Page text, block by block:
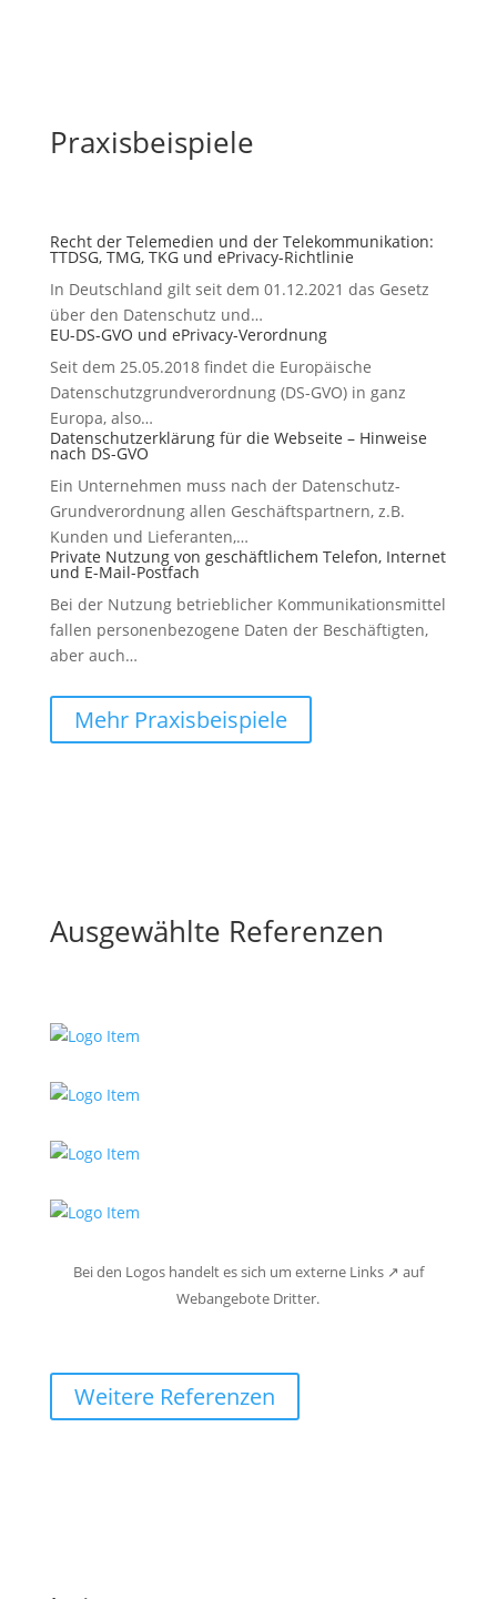
Praxisbeispiele
Recht der Telemedien und der Telekommunikation:
TTDSG, TMG, TKG und ePrivacy-Richtlinie
In Deutschland gilt seit dem 01.12.2021 das Gesetz
über den Datenschutz und…
EU-DS-GVO und ePrivacy-Verordnung
Seit dem 25.05.2018 findet die Europäische
Datenschutzgrundverordnung (DS-GVO) in ganz
Europa, also…
Datenschutzerklärung für die Webseite – Hinweise
nach DS-GVO
Ein Unternehmen muss nach der Datenschutz-
Grundverordnung allen Geschäftspartnern, z.B.
Kunden und Lieferanten,…
Private Nutzung von geschäftlichem Telefon, Internet
und E-Mail-Postfach
Bei der Nutzung betrieblicher Kommunikationsmittel
fallen personenbezogene Daten der Beschäftigten,
aber auch…
Mehr Praxisbeispiele
Ausgewählte Referenzen
Bei den Logos handelt es sich um externe Links ↗ auf
Webangebote Dritter.
Weitere Referenzen